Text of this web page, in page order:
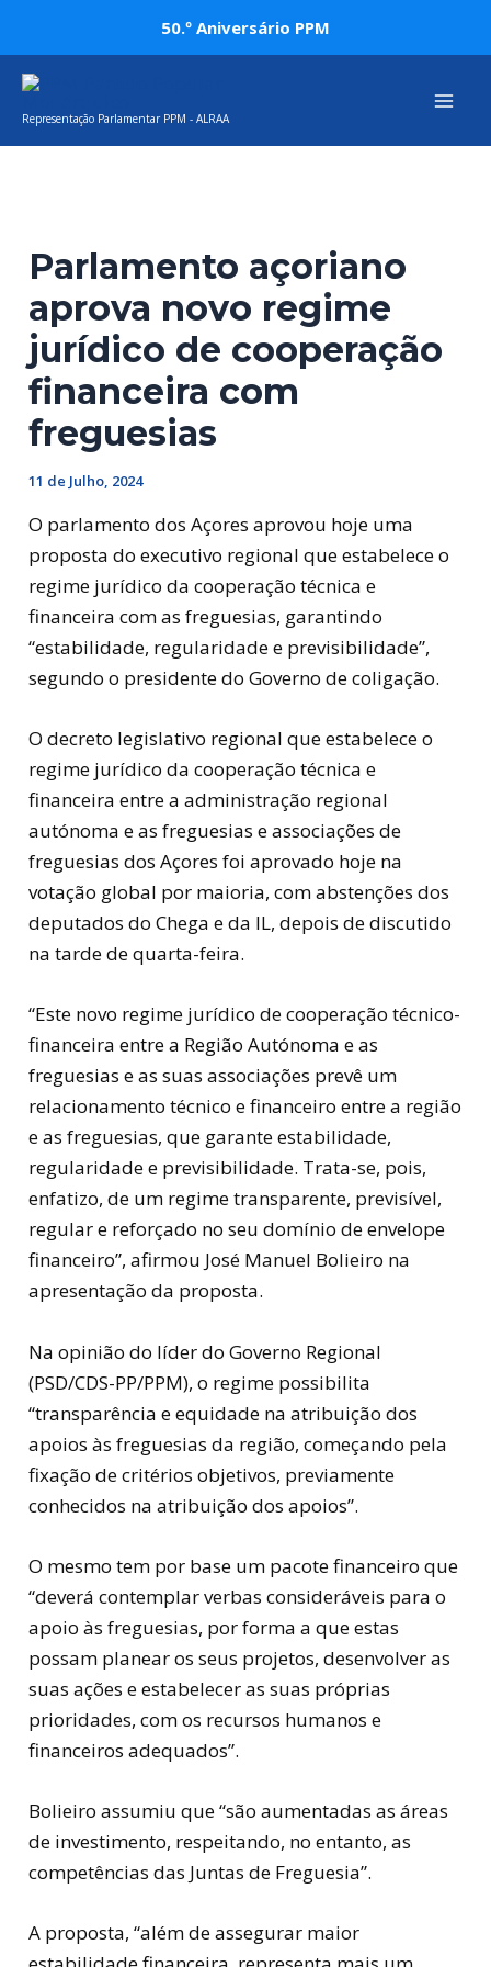
content
50.º Aniversário PPM
Representação Parlamentar PPM - ALRAA
Parlamento açoriano
aprova novo regime
jurídico de cooperação
financeira com
freguesias
11 de Julho, 2024
O parlamento dos Açores aprovou hoje uma
proposta do executivo regional que estabelece o
regime jurídico da cooperação técnica e
financeira com as freguesias, garantindo
“estabilidade, regularidade e previsibilidade”,
segundo o presidente do Governo de coligação.
O decreto legislativo regional que estabelece o
regime jurídico da cooperação técnica e
financeira entre a administração regional
autónoma e as freguesias e associações de
freguesias dos Açores foi aprovado hoje na
votação global por maioria, com abstenções dos
deputados do Chega e da IL, depois de discutido
na tarde de quarta-feira.
“Este novo regime jurídico de cooperação técnico-
financeira entre a Região Autónoma e as
freguesias e as suas associações prevê um
relacionamento técnico e financeiro entre a região
e as freguesias, que garante estabilidade,
regularidade e previsibilidade. Trata-se, pois,
enfatizo, de um regime transparente, previsível,
regular e reforçado no seu domínio de envelope
financeiro”, afirmou José Manuel Bolieiro na
apresentação da proposta.
Na opinião do líder do Governo Regional
(PSD/CDS-PP/PPM), o regime possibilita
“transparência e equidade na atribuição dos
apoios às freguesias da região, começando pela
fixação de critérios objetivos, previamente
conhecidos na atribuição dos apoios”.
O mesmo tem por base um pacote financeiro que
“deverá contemplar verbas consideráveis para o
apoio às freguesias, por forma a que estas
possam planear os seus projetos, desenvolver as
suas ações e estabelecer as suas próprias
prioridades, com os recursos humanos e
financeiros adequados”.
Bolieiro assumiu que “são aumentadas as áreas
de investimento, respeitando, no entanto, as
competências das Juntas de Freguesia”.
A proposta, “além de assegurar maior